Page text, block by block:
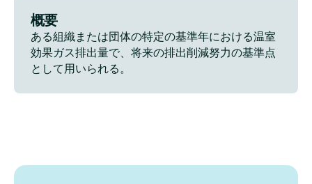
概要
ある組織または団体の特定の基準年における温室
効果ガス排出量で、将来の排出削減努力の基準点
として用いられる。